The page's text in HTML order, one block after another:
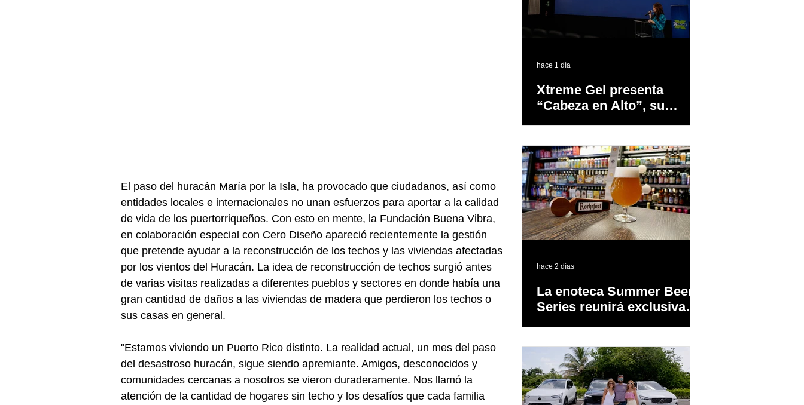
El paso del huracán María por la Isla, ha provocado que ciudadanos, así como
entidades locales e internacionales no unan esfuerzos para aportar a la calidad
de vida de los puertorriqueños. Con esto en mente, la Fundación Buena Vibra,
en colaboración especial con Cero Diseño apareció recientemente la gestión
que pretende ayudar a la reconstrucción de los techos y las viviendas afectadas
por los vientos del Huracán. La idea de reconstrucción de techos surgió antes
de varias visitas realizadas a diferentes pueblos y sectores en donde había una
gran cantidad de daños a las viviendas de madera que perdieron los techos o
sus casas en general.
"Estamos viviendo un Puerto Rico distinto. La realidad actual, un mes del paso
del desastroso huracán, sigue siendo apremiante. Amigos, desconocidos y
comunidades cercanas a nosotros se vieron duraderamente. Nos llamó la
atención de la cantidad de hogares sin techo y los desafíos que cada familia
Xtreme Gel presenta
“Cabeza en Alto”, su
producido completamente
en Puerto Rico
hace 1 día
La enoteca Summer Beer
Series reunirá exclusivas
público
hace 2 días